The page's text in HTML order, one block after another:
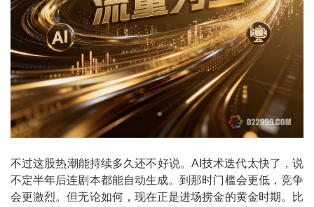
不过这股热潮能持续多久还不好说。AI技术迭代太快了，说
不定半年后连剧本都能自动生成。到那时门槛会更低，竞争
会更激烈。但无论如何，现在正是进场捞金的黄金时期。比